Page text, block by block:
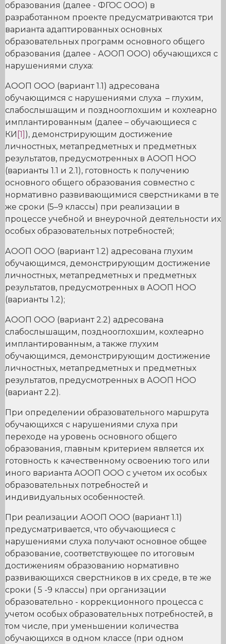
образования (далее - ФГОС ООО) в
разработанном проекте предусматриваются три
варианта адаптированных основных
образовательных программ основного общего
образования (далее - АООП ООО) обучающихся с
нарушениями слуха:
АООП ООО (вариант 1.1) адресована
обучающимся с нарушениями слуха – глухим,
слабослышащим и позднооглохшим и кохлеарно
имплантированным (далее – обучающиеся с
КИ [1] ), демонстрирующим достижение
личностных, метапредметных и предметных
результатов, предусмотренных в АООП НОО
(варианты 1.1 и 2.1), готовность к получению
основного общего образования совместно с
нормативно развивающимися сверстниками в те
же сроки (5–9 классы) при реализации в
процессе учебной и внеурочной деятельности их
особых образовательных потребностей;
АООП ООО (вариант 1.2) адресована глухим
обучающимся, демонстрирующим достижение
личностных, метапредметных и предметных
результатов, предусмотренных в АООП НОО
(варианты 1.2);
АООП ООО (вариант 2.2) адресована
слабослышащим, позднооглохшим, кохлеарно
имплантированным, а также глухим
обучающимся, демонстрирующим достижение
личностных, метапредметных и предметных
результатов, предусмотренных в АООП НОО
(вариант 2.2).
При определении образовательного маршрута
обучающихся с нарушениями слуха при
переходе на уровень основного общего
образования, главным критерием является их
готовность к качественному освоению того или
иного варианта АООП ООО с учетом их особых
образовательных потребностей и
индивидуальных особенностей.
При реализации АООП ООО (вариант 1.1)
предусматривается, что обучающиеся с
нарушениями слуха получают основное общее
образование, соответствующее по итоговым
достижениям образованию нормативно
развивающихся сверстников в их среде, в те же
сроки ( 5 -9 классы) при организации
образовательно - коррекционного процесса с
учетом особых образовательных потребностей, в
том числе, при уменьшении количества
обучающихся в одном классе (при одном